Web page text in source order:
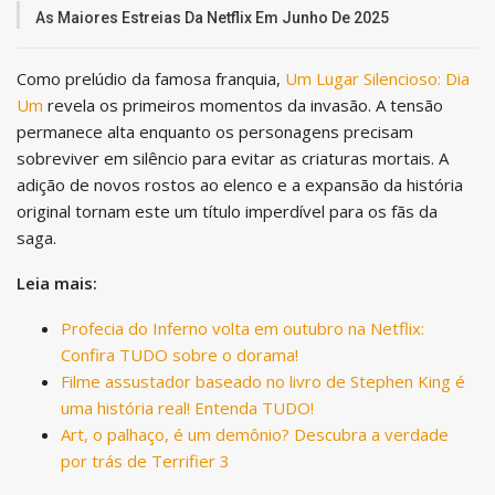
As Maiores Estreias Da Netflix Em Junho De 2025
Como prelúdio da famosa franquia, Um Lugar Silencioso: Dia
Um revela os primeiros momentos da invasão. A tensão
permanece alta enquanto os personagens precisam
sobreviver em silêncio para evitar as criaturas mortais. A
adição de novos rostos ao elenco e a expansão da história
original tornam este um título imperdível para os fãs da
saga.
Leia mais:
Profecia do Inferno volta em outubro na Netflix:
Confira TUDO sobre o dorama!
Filme assustador baseado no livro de Stephen King é
uma história real! Entenda TUDO!
Art, o palhaço, é um demônio? Descubra a verdade
por trás de Terrifier 3